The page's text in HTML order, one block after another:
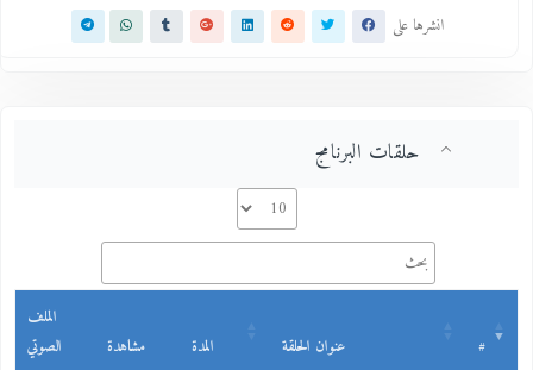
انشرها على
حلقات البرنامج
عنوان الحلقة المدة مشاهدة
الملف
الصوتي